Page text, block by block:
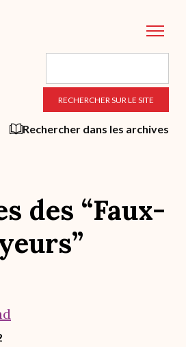
Rechercher dans les archives
des “Faux-